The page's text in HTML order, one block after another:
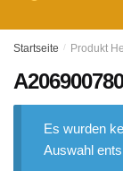
Startseite / Produkt
Es wurden
Auswahl